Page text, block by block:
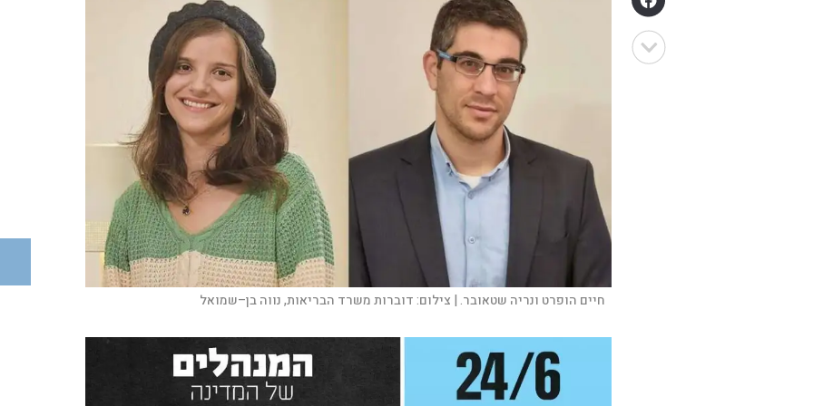
חיים הופרט ונריה שטאובר. | צילום:דוברות משרד הבריאות, נווה בן–שמואל